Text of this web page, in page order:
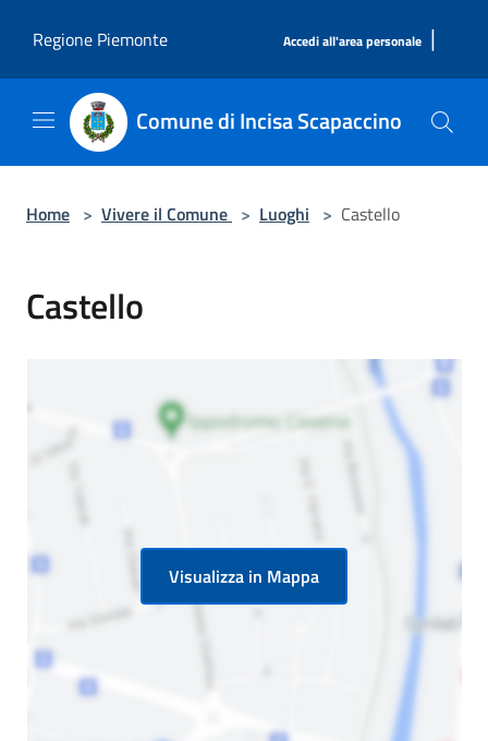
Regione Piemonte
Accedi all'area personale |
Comune di Incisa Scapaccino
Home > Vivere il Comune > Luoghi > Castello
Castello
Visualizza in Mappa